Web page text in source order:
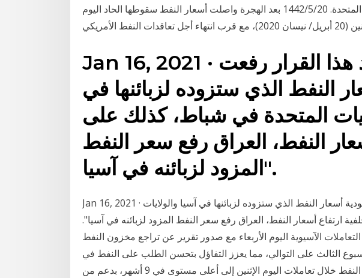
للقلاقل السياسية في الولايات المتحدة. 20‏‏/5‏‏/1442 بعد الهجرة واصلت أسعار النفط سقوطها الحاد اليوم
انتهاء أجل تعاقدات النفط الأمريكي
Jan 16, 2021 · وأضاف "بعد هذا القرار رفعت
النفط الذي ستزوده لزبائنها في
المتحدة في شباط، كذلك على
النفط، العراق رفع سعر النفط
المزود لزبائنه في آسيا".
Jan 16, 2021 · وأضاف "بعد هذا القرار رفعت السعودية أسعار النفط الذي ستزوده لزبائنها في آسيا والولايات
ارتفاع أسعار النفط، العراق رفع سعر النفط المزود لزبائنه في آسيا".
الآسيوية اليوم الأربعاء مع صدور تقرير عن تراجع مخزون النفط
الثالث على التوالي، مما يعزز التفاؤل بتحسن الطلب على النفط في
الولايات المتحدة ارتفعت أسعار النفط خلال تعاملات اليوم الإثنين إلى أعلى مستوى في 9 أشهر، بدعم من